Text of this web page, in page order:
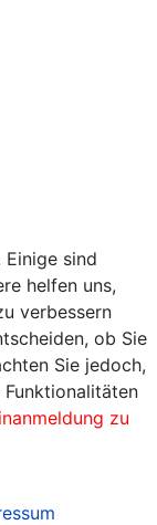
sind
helfen uns,
verbessern
ob Sie
Sie jedoch,
zu